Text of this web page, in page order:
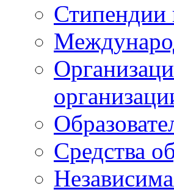
Средства